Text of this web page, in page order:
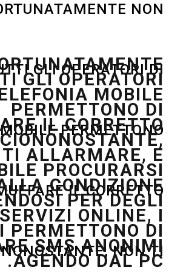
LO SO,
TUTTI GLI
TELEFONIA MOBILE
DI CAMUFFARE
NUMERO
LO SO,
NON TUTTI GLI
DI
CAMUFFARE IL
NUMERO
NON TI
FATTIBILE
ALLA
RIVOLGENDOSI
OTTIMI
QUALI
INOLTRARE